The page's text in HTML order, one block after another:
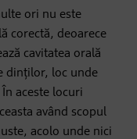
ori nu este
corectă, deoarece
cavitatea orală
dinților, loc unde
aceste locuri
având scopul
acolo unde nici